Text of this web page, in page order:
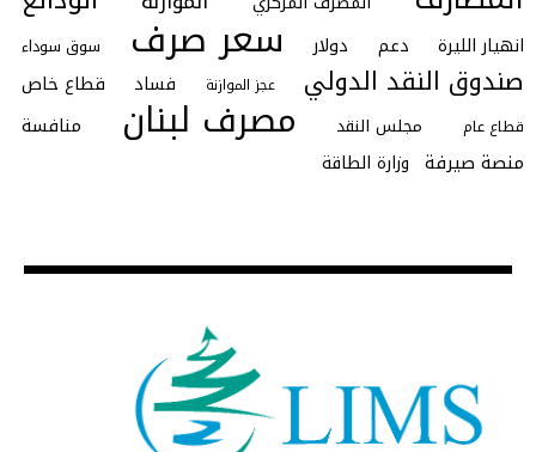
انهيار الليرة دعم دولار سعر صرف سوق سوداء
صندوق النقد الدولي عجز الموازنة فساد قطاع خاص
قطاع عام مجلس النقد مصرف لبنان
منافسة
منصة صيرفة وزارة الطاقة